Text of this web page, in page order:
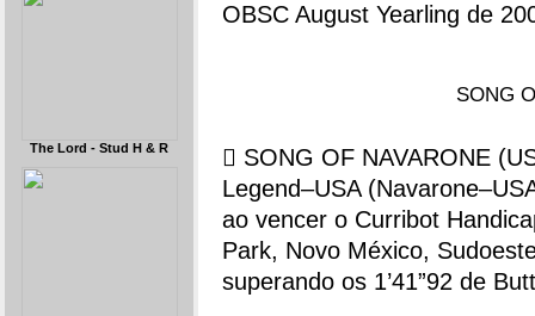
The Lord - Stud H & R
OBSC August Yearling de
SONG
 SONG OF NAVARONE
Legend–USA
ao vencer o Curribot
Park, Novo México,
superando os 1’41”92 de